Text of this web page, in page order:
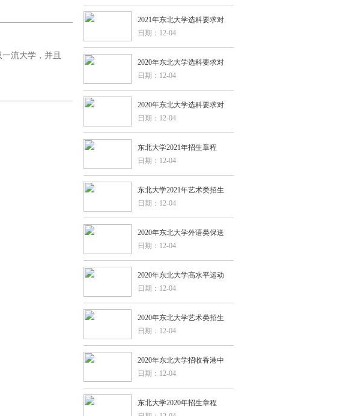
流大学，并且
2021年东北大学选科要求对
日期：12-04
2020年东北大学选科要求对
日期：12-04
2020年东北大学选科要求对
日期：12-04
东北大学2021年招生章程
日期：12-04
东北大学2021年艺术类招生
日期：12-04
2020年东北大学外语类保送
日期：12-04
2020年东北大学高水平运动
日期：12-04
2020年东北大学艺术类招生
日期：12-04
2020年东北大学招收香港中
日期：12-04
东北大学2020年招生章程